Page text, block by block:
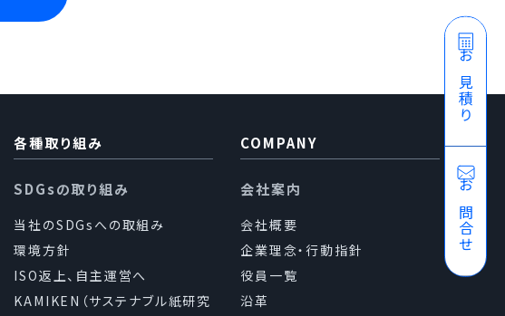
お見積り
お問合せ
各種取り組み
SDGsの取り組み
当社のSDGsへの取組み
環境方針
ISO返上、自主運営へ
KAMIKEN（サステナブル紙研究
COMPANY
会社案内
会社概要
企業理念・行動指針
役員一覧
沿革